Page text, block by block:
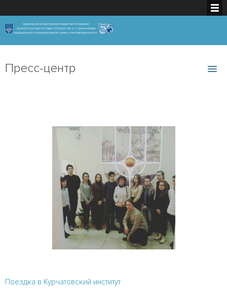
Пресс-центр
Поездка в Курчатовский институт